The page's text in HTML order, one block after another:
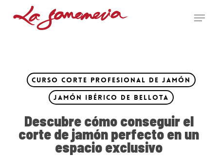
Menu
Curso Corte Profesional de Jamón
Jamón Ibérico de Bellota
Descubre cómo conseguir el
corte de jamón perfecto en un
espacio exclusivo